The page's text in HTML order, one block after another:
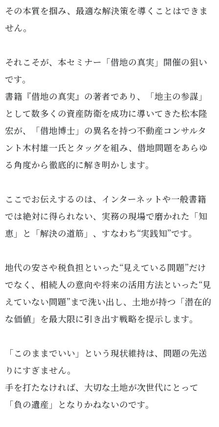
その本質を掴み、最適な解決策を導くことはできま
せん。
それこそが、本セミナー「借地の真実」開催の狙い
です。
書籍『借地の真実』の著者であり、「地主の参謀」
として数多くの資産防衛を成功に導いてきた松本隆
宏が、「借地博士」の異名を持つ不動産コンサルタ
ント木村雄一氏とタッグを組み、借地問題をあらゆ
る角度から徹底的に解き明かします。
ここでお伝えするのは、インターネットや一般書籍
では絶対に得られない、実務の現場で磨かれた「知
恵」と「解決の道筋」、すなわち“実践知”です。
地代の安さや税負担といった“見えている問題”だけ
でなく、相続人の意向や将来の活用方法といった“見
えていない問題”まで洗い出し、土地が持つ「潜在的
な価値」を最大限に引き出す戦略を提示します。
「このままでいい」という現状維持は、問題の先送
りにすぎません。
手を打たなければ、大切な土地が次世代にとって
「負の遺産」となりかねないのです。